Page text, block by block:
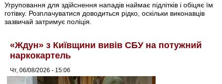
Угруповання для здійснення нападів наймає підлітків і обіцяє їм
готівку. Розплачуватися доводиться рідко, оскільки виконавців
зазвичай затримує поліція.
«Ждун» з Київщини вивів СБУ на потужний
наркокартель
Чт, 06/08/2026 - 15:06